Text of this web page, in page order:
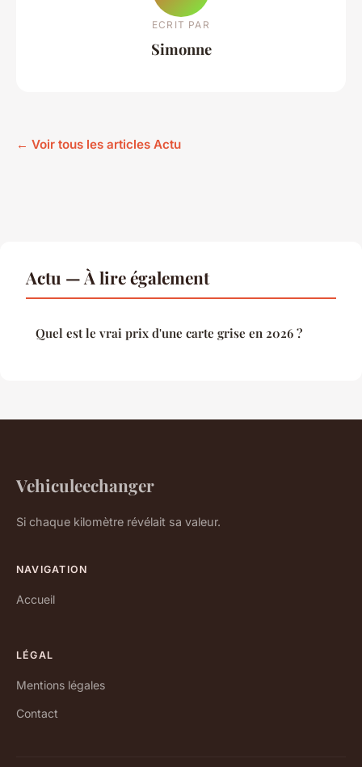
ECRIT PAR
Simonne
← Voir tous les articles Actu
Actu — À lire également
Quel est le vrai prix d'une carte grise en 2026 ?
Vehiculeechanger
Si chaque kilomètre révélait sa valeur.
NAVIGATION
Accueil
LÉGAL
Mentions légales
Contact